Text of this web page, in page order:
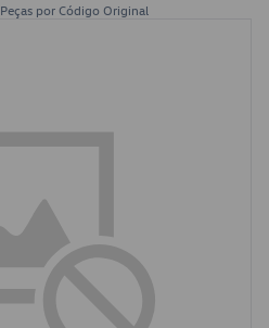
Peças por Código Original